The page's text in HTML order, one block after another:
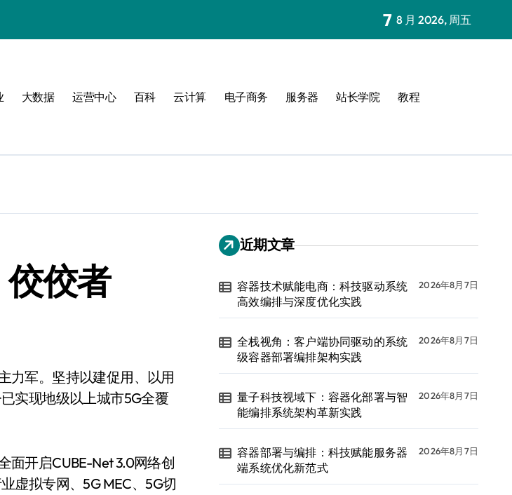
7 8 月 2026, 周五
大数据 运营中心 百科 云计算 电子商务 服务器 站长学院 教程
佼者
实现地级以上城市5G全覆
面开启CUBE-Net 3.0网络创
虚拟专网、5G MEC、5G切
近期文章
容器技术赋能电商：科技驱动系统
高效编排与深度优化实践
2026年8月7日
全栈视角：客户端协同驱动的系统
级容器部署编排架构实践
2026年8月7日
量子科技视域下：容器化部署与智
能编排系统架构革新实践
2026年8月7日
容器部署与编排：科技赋能服务器
端系统优化新范式
2026年8月7日